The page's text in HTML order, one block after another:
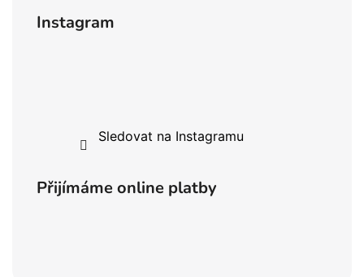
Instagram
Sledovat na Instagramu
Přijímáme online platby